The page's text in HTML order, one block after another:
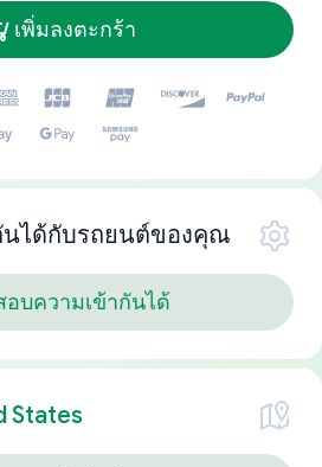
เพิ่มลงตะกร้า
นได้กับรถยนต์ของคุณ
อบความเข้ากันได้
States